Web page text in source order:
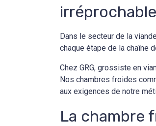
irréprochable
Dans le secteur de la
chaque étape de la chaîne
Chez GRG, grossiste en
Nos chambres froides
aux exigences de notre
La chambre